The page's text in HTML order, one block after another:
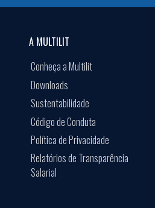
A MULTILIT
Conheça a Multilit
Downloads
Sustentabilidade
Código de Conduta
Política de Privacidade
Relatórios de Transparência
Salarial